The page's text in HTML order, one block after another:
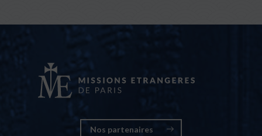
Nos partenaires